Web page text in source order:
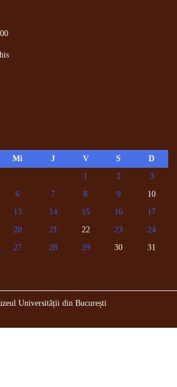
Mi J V S
D
1
2
3
6 7 8 9
10
13 14 15 16
17
20 21 22 23
24
27 28 29 30
31
Universității din București